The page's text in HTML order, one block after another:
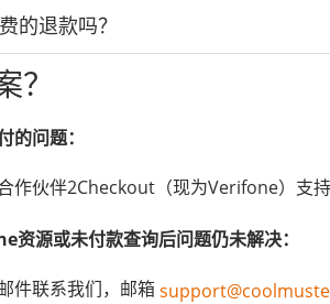
款保证
除产品：7天退款保证（因工具具有即时
恢复
的退款，但具体时间取决于您的付款方
的退款吗？
，但你需要了解以下信息：
封 support@2checkout.com 邮件，标
？
的问题：
作伙伴2Checkout（现为Verifone）支持
资源或未付款查询后问题仍未解决：
件联系我们，邮箱